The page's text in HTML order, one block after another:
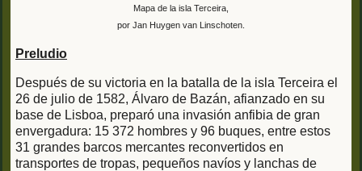
Mapa de la isla Terceira,
por Jan Huygen van Linschoten.
Preludio
Después de su victoria en la batalla de la isla Terceira el
26 de julio de 1582, Álvaro de Bazán, afianzado en su
base de Lisboa, preparó una invasión anfibia de gran
envergadura: 15 372 hombres y 96 buques, entre estos
31 grandes barcos mercantes reconvertidos en
transportes de tropas, pequeños navíos y lanchas de